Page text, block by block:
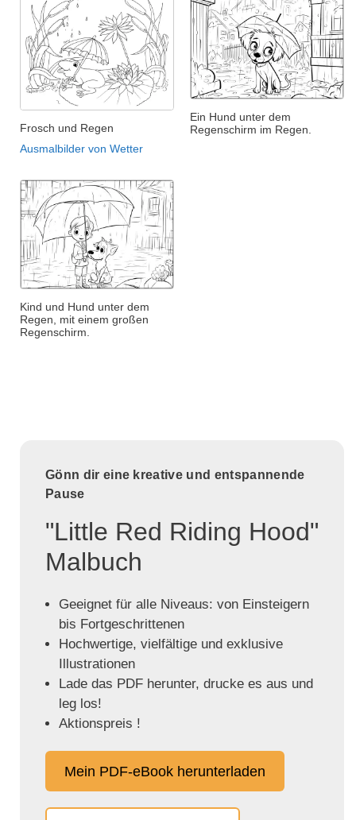
Frosch und Regen
Ausmalbilder von Wetter
Ein Hund unter dem
Regenschirm im Regen.
Kind und Hund unter dem
Regen, mit einem großen
Regenschirm.
Gönn dir eine kreative und entspannende
Pause
"Little Red Riding Hood"
Malbuch
Geeignet für alle Niveaus: von Einsteigern
bis Fortgeschrittenen
Hochwertige, vielfältige und exklusive
Illustrationen
Lade das PDF herunter, drucke es aus und
leg los!
Aktionspreis !
Mein PDF-eBook herunterladen